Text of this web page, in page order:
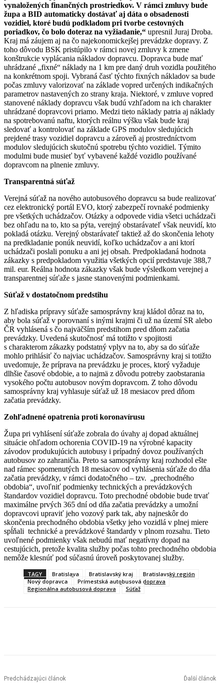
vynaložených finančných prostriedkov. V rámci zmluvy bude
župa a BID automaticky dostávať aj dáta o obsadenosti
vozidiel, ktoré budú podkladom pri tvorbe cestovných
poriadkov, čo bolo doteraz na vyžiadanie,“ upresnil Juraj Droba.
Kraj má záujem aj na čo najekonomickejšej prevádzke dopravy. Z
toho dôvodu BSK pristúpilo v rámci novej zmluvy k zmene
konštrukcie vyplácania nákladov dopravcu. Dopravca bude mať
uhrádzané „fixné“ náklady na 1 km pre daný druh vozidla použitého
na konkrétnom spoji. Vybraná časť týchto fixných nákladov sa bude
počas zmluvy valorizovať na základe vopred určených indikačných
parametrov nastavených zo strany kraja. Niektoré, v zmluve vopred
stanovené náklady dopravcu však budú vzhľadom na ich charakter
uhrádzané dopravcovi priamo. Medzi tieto náklady patria aj náklady
na spotrebovanú naftu, ktorých reálnu výšku však bude kraj
sledovať a kontrolovať na základe GPS modulov sledujúcich
prejdené trasy vozidiel dopravcu a zároveň aj prostredníctvom
modulov sledujúcich skutočnú spotrebu týchto vozidiel. Týmito
modulmi bude musieť byť vybavené každé vozidlo používané
dopravcom na plnenie zmluvy.
Transparentná súťaž
Verejná súťaž na nového autobusového dopravcu sa bude realizovať
cez elektronický portál EVO, ktorý zabezpečí rovnaké podmienky
pre všetkých uchádzačov. Otázky a odpovede vidia všetci uchádzači
bez ohľadu na to, kto sa pýta, verejný obstarávateľ však neuvidí, kto
pokladá otázku. Verejný obstarávateľ taktiež až do skončenia lehoty
na predkladanie ponúk neuvidí, koľko uchádzačov a ani ktorí
uchádzači poslali ponuku a ani jej obsah. Predpokladaná hodnota
zákazky s predpokladom využitia všetkých opcií predstavuje 388,7
mil. eur. Reálna hodnota zákazky však bude výsledkom verejnej a
transparentnej súťaže s jasne stanovenými podmienkami.
Súťaž v dostatočnom predstihu
Z hľadiska prípravy súťaže samosprávny kraj kládol dôraz na to,
aby bola súťaž v porovnaní s inými krajmi či už na území SR alebo
ČR vyhlásená s čo najväčším predstihom pred dňom začatia
prevádzky. Uvedená skutočnosť má totižto v spojitosti
s charakterom zákazky podstatný vplyv na to, aby sa do súťaže
mohlo prihlásiť čo najviac uchádzačov. Samosprávny kraj si totižto
uvedomuje, že príprava na prevádzku je proces, ktorý vyžaduje
dlhšie časové obdobie, a to najmä z dôvodu potreby zaobstarania
vysokého počtu autobusov novým dopravcom. Z toho dôvodu
samosprávny kraj vyhlasuje súťaž už 18 mesiacov pred dňom
začatia prevádzky.
Zohľadnené opatrenia proti koronavírusu
Župa pri vyhlásení súťaže zobrala do úvahy aj dopad aktuálnej
situácie ohľadom ochorenia COVID-19 na výrobné kapacity
závodov produkujúcich autobusy i prípadný dovoz používaných
autobusov zo zahraničia. Preto sa samosprávny kraj rozhodol ešte
nad rámec spomenutých 18 mesiacov od vyhlásenia súťaže do dňa
začatia prevádzky, v rámci dodatočného – tzv. „prechodného
obdobia“, uvoľniť podmienky technických a prevádzkových
štandardov vozidiel dopravcu. Toto prechodné obdobie bude trvať
maximálne prvých 365 dní od dňa začatia prevádzky a umožní
dopravcovi upraviť jeho vozový park tak, aby najneskôr do
skončenia prechodného obdobia všetky jeho vozidlá v plnej miere
spĺňali technické a prevádzkové štandardy v plnom rozsahu. Tieto
uvoľnené podmienky však nebudú mať negatívny dopad na
cestujúcich, pretože kvalita služby počas tohto prechodného obdobia
nemôže klesnúť pod súčasnú úroveň poskytovanej služby.
TAGY Bratislava Bratislavský kraj
Bratislavský región
Nový dopravca
Prímestská autobusová doprava
Regionálna autobusová doprava
Súťaž
Predchádzajúci článok Ďalší článok